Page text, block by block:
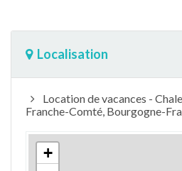
Localisation
Location de vacances -
Franche-Comté, Bourgogne-
+